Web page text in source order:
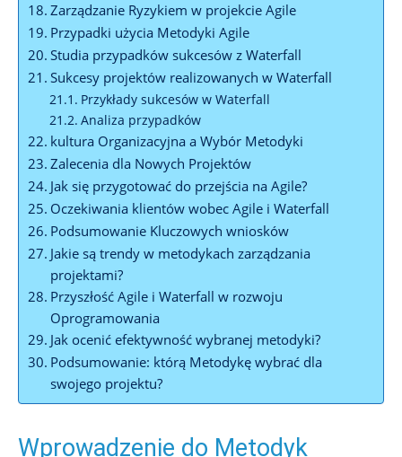
Zarządzanie Ryzykiem w projekcie Agile
Przypadki użycia Metodyki Agile
Studia przypadków sukcesów z Waterfall
Sukcesy projektów realizowanych w Waterfall
Przykłady sukcesów w Waterfall
Analiza przypadków
kultura Organizacyjna a Wybór Metodyki
Zalecenia dla Nowych Projektów
Jak się przygotować do przejścia na Agile?
Oczekiwania klientów wobec Agile i Waterfall
Podsumowanie Kluczowych wniosków
Jakie są trendy w metodykach zarządzania
projektami?
Przyszłość Agile i Waterfall w rozwoju
Oprogramowania
Jak ocenić efektywność wybranej metodyki?
Podsumowanie: którą Metodykę wybrać dla
swojego projektu?
Wprowadzenie do Metodyk